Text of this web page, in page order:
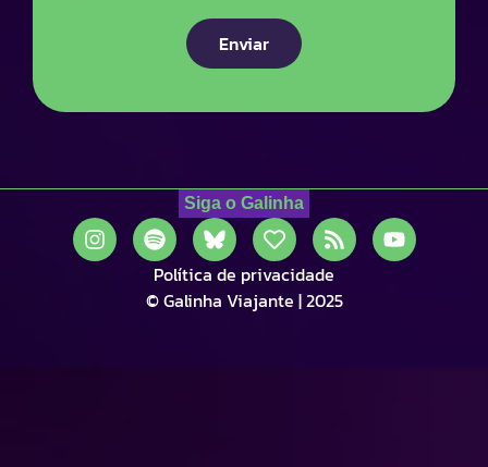
Enviar
Siga o Galinha
Política de privacidade
© Galinha Viajante | 2025